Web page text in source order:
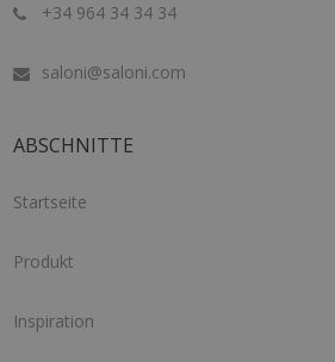
+34 964 34 34 34
saloni@saloni.com
ABSCHNITTE
Startseite
Produkt
Inspiration